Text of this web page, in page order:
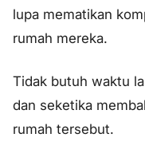
lupa mematikan
rumah mereka.
Tidak butuh waktu
dan seketika
rumah tersebut.